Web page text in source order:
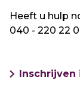
Heeft u hulp
040 - 220 22
Inschrijven